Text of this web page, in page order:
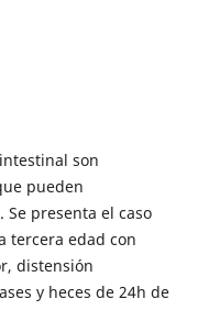
son
pueden
presenta el caso
tercera edad con
distensión
y heces de 24h de